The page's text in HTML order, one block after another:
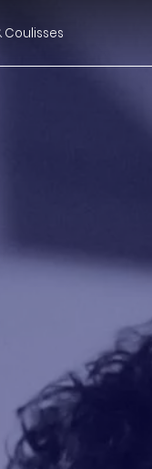
Coulisses